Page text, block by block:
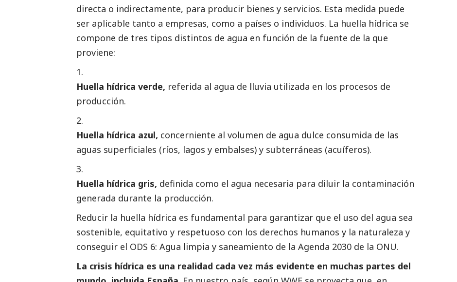
directa o indirectamente, para producir bienes y servicios. Esta medida puede
ser aplicable tanto a empresas, como a países o individuos. La huella hídrica se
compone de tres tipos distintos de agua en función de la fuente de la que
proviene:
Huella hídrica verde, referida al agua de lluvia utilizada en los procesos de
producción.
Huella hídrica azul, concerniente al volumen de agua dulce consumida de las
aguas superficiales (ríos, lagos y embalses) y subterráneas (acuíferos).
Huella hídrica gris, definida como el agua necesaria para diluir la contaminación
generada durante la producción.
Reducir la huella hídrica es fundamental para garantizar que el uso del agua sea
sostenible, equitativo y respetuoso con los derechos humanos y la naturaleza y
conseguir el ODS 6: Agua limpia y saneamiento de la Agenda 2030 de la ONU.
La crisis hídrica es una realidad cada vez más evidente en muchas partes del